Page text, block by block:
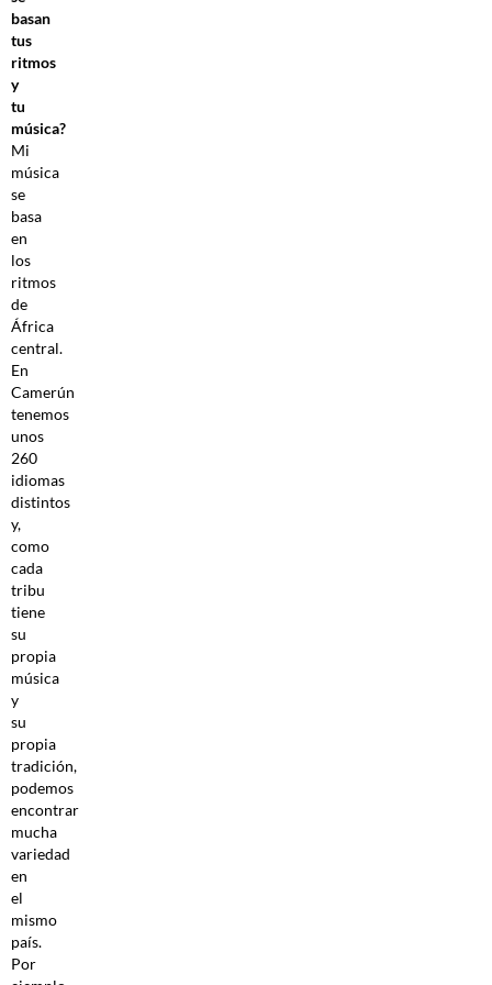
basan
tus
ritmos
y
tu
música?
Mi
música
se
basa
en
los
ritmos
de
África
central.
En
Camerún
tenemos
unos
260
idiomas
distintos
y,
como
cada
tribu
tiene
su
propia
música
y
su
propia
tradición,
podemos
encontrar
mucha
variedad
en
el
mismo
país.
Por